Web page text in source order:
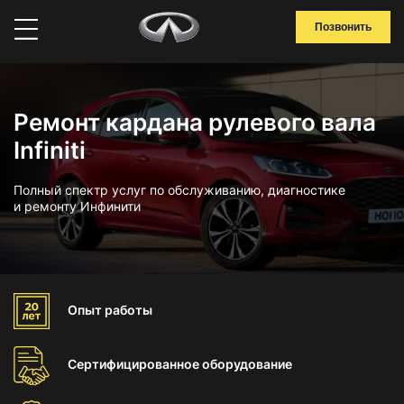
Позвонить
Ремонт кардана рулевого вала
Infiniti
Полный спектр услуг по обслуживанию, диагностике
и ремонту Инфинити
Опыт работы
Сертифицированноеоборудование